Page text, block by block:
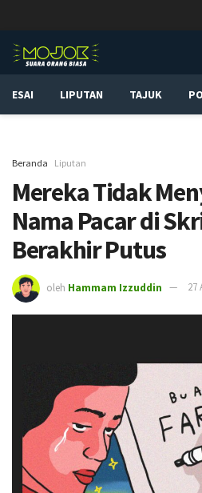
ESAI LIPUTAN TAJUK
Beranda Liputan
Mereka Tidak
Nama Pacar di
Berakhir Putus
oleh Hammam Izzuddin 27